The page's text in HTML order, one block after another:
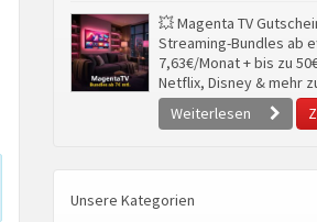
💥 Magenta TV
Streaming-Bundles ab
7,63€/Monat + bis zu
Netflix, Disney & mehr
Weiterlesen
Unsere Kategorien